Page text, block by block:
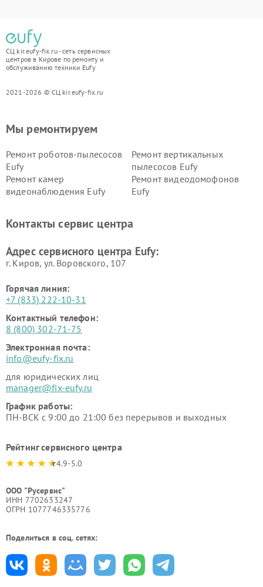
СЦ kir.eufy-fix.ru - сеть сервисных
центров в Кирове по ремонту и
обслуживанию техники Eufy
2021-2026 © СЦ kir.eufy-fix.ru
Мы ремонтируем
Ремонт роботов-пылесосов
Eufy
Ремонт вертикальных
пылесосов Eufy
Ремонт камер
видеонаблюдения Eufy
Ремонт видеодомофонов
Eufy
Контакты сервис центра
Адрес сервисного центра Eufy:
г. Киров, ул. Воровского, 107
Горячая линия:
+7 (833) 222-10-31
Контактный телефон:
8 (800) 302-71-75
Электронная почта:
info@eufy-fix.ru
для юридических лиц
manager@fix-eufy.ru
График работы:
ПН-ВСК с 9:00 до 21:00 без перерывов и выходных
Рейтинг сервисного центра
4.9-5.0
ООО "Русервис"
ИНН 7702633247
ОГРН 1077746335776
Поделиться в соц. сетях: